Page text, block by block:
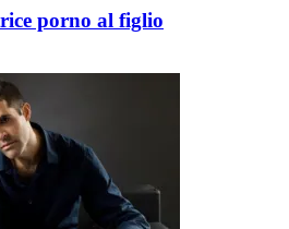
porno al figlio